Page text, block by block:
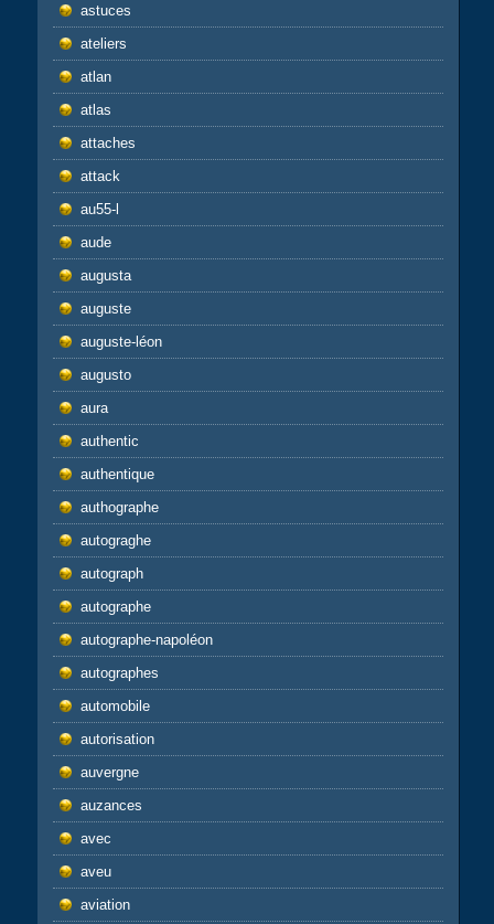
astuces
ateliers
atlan
atlas
attaches
attack
au55-l
aude
augusta
auguste
auguste-léon
augusto
aura
authentic
authentique
authographe
autograghe
autograph
autographe
autographe-napoléon
autographes
automobile
autorisation
auvergne
auzances
avec
aveu
aviation